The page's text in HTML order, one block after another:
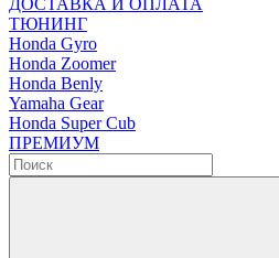
ДОСТАВКА И ОПЛАТА
ТЮНИНГ
Honda Gyro
Honda Zoomer
Honda Benly
Yamaha Gear
Honda Super Cub
ПРЕМИУМ